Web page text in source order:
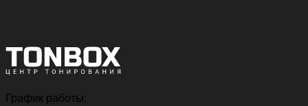
График работы: